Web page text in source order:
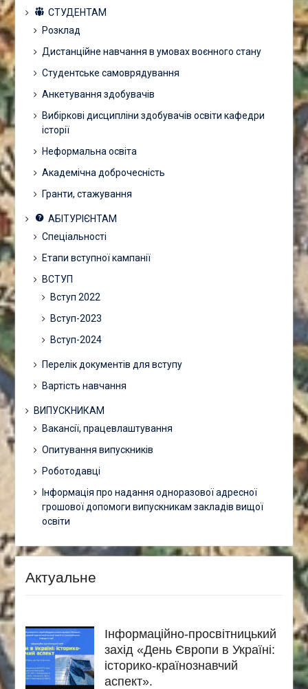
СТУДЕНТАМ
Розклад
Дистанційне навчання в умовах воєнного стану
Студентське самоврядування
Анкетування здобувачів
Вибіркові дисципліни здобувачів освіти кафедри
історії
Неформальна освіта
Академічна доброчесність
Гранти, стажування
АБІТУРІЄНТАМ
Спеціальності
Етапи вступної кампанії
ВСТУП
Вступ 2022
Вступ-2023
Вступ-2024
Перелік документів для вступу
Вартість навчання
ВИПУСКНИКАМ
Вакансії, працевлаштування
Опитування випускників
Роботодавці
Інформація про надання одноразової адресної
грошової допомоги випускникам закладів вищої
освіти
Актуальне
Інформаційно-просвітницький
захід «День Європи в Україні:
історико-країнознавчий
аспект».